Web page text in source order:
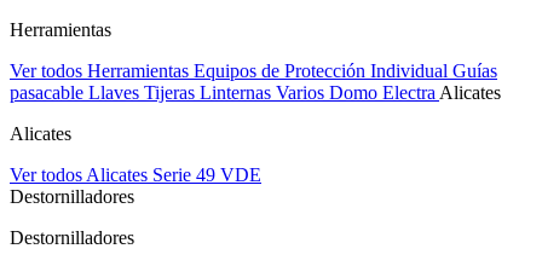
Herramientas
Ver todos Herramientas Equipos de Protección Individual Guías
pasacable Llaves Tijeras Linternas Varios Domo Electra Alicates
Alicates
Ver todos Alicates Serie 49 VDE
Destornilladores
Destornilladores